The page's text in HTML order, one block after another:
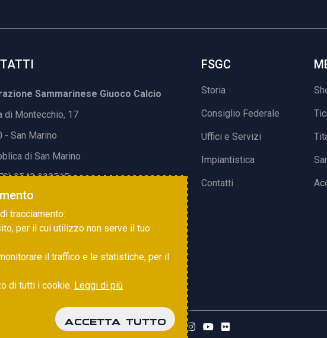
Sammarinese Giuoco Calcio
di Montecchio, 17
- San Marino
di San Marino
0549 990515
FSGC
Storia
Consiglio Federale
Uffici e Servizi
Impiantistica
Contatti
tracciamento:
per il cui utilizzo non serve il tuo
il traffico e le statistiche, per il
di tutti i cookie. Leggi di più
ACCETTA TUTTO